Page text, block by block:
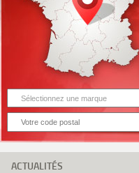
ACTUALITÉS